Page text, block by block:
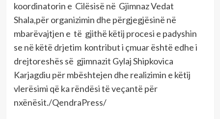
koordinatorin e Cilësisë në Gjimnaz Vedat
Shala,për organizimin dhe përgjegjësinë në
mbarëvajtjen e të gjithë këtij procesi e padyshin
se në këtë drjetim kontribut i çmuar është edhe i
drejtoreshës së gjimnazit Gylaj Shipkovica
Karjagdiu për mbështejen dhe realizimin e këtij
vlerësimi që ka rëndësi të veçantë për
nxënësit./QendraPress/